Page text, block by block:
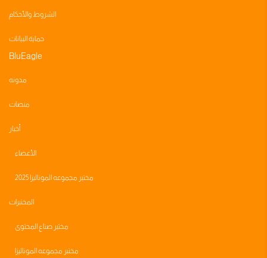
الشروط والأحكام
حماية البيانات
BluEagle
مدونه
منصات
أخبار
الأعضاء
مختبر مجموعه الموناليزا 2025
المختبرات
مختبر صناع المحتوى
مختبر مجموعه الموناليزا